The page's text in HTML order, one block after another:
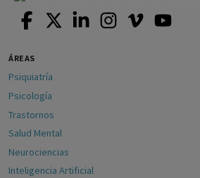
ÁREAS
Psiquiatría
Psicología
Trastornos
Salud Mental
Neurociencias
Inteligencia Artificial